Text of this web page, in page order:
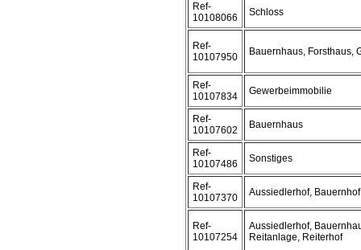
Ref-
10108066
Schloss
Ref-
10107950
Bauernhaus, Forsthaus,
Ref-
10107834
Gewerbeimmobilie
Ref-
10107602
Bauernhaus
Ref-
10107486
Sonstiges
Ref-
10107370
Aussiedlerhof, Bauernhof
Ref-
10107254
Aussiedlerhof,
Reitanlage, Reiterhof